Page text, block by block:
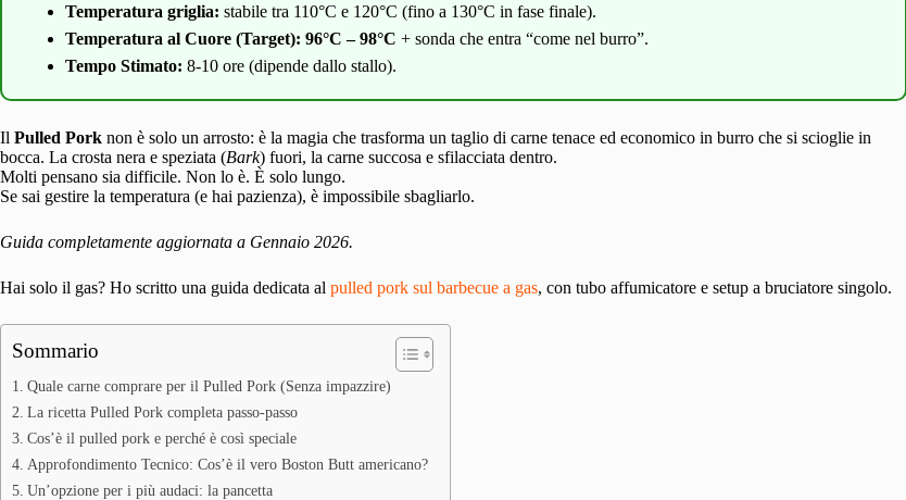
Temperatura griglia: stabile tra 110°C e 120°C (fino a 130°C in fase finale).
Temperatura al Cuore (Target): 96°C – 98°C + sonda che entra “come nel burro”.
Tempo Stimato: 8-10 ore (dipende dallo stallo).
Il Pulled Pork non è solo un arrosto: è la magia che trasforma un taglio di carne tenace ed economico in burro che si scioglie in
bocca. La crosta nera e speziata (Bark) fuori, la carne succosa e sfilacciata dentro.
Molti pensano sia difficile. Non lo è. È solo lungo.
Se sai gestire la temperatura (e hai pazienza), è impossibile sbagliarlo.
Guida completamente aggiornata a Gennaio 2026.
Hai solo il gas? Ho scritto una guida dedicata al pulled pork sul barbecue a gas, con tubo affumicatore e setup a bruciatore singolo.
Sommario
Quale carne comprare per il Pulled Pork (Senza impazzire)
La ricetta Pulled Pork completa passo-passo
Cos’è il pulled pork e perché è così speciale
Approfondimento Tecnico: Cos’è il vero Boston Butt americano?
Un’opzione per i più audaci: la pancetta